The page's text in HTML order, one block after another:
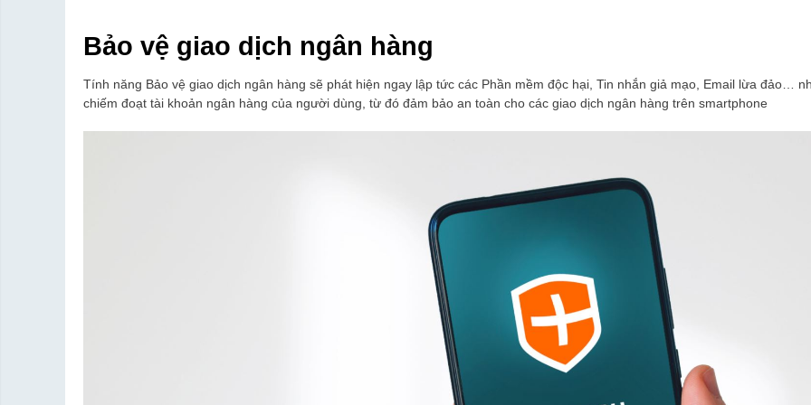
Bảo vệ giao dịch ngân hàng
Tính năng Bảo vệ giao dịch ngân hàng sẽ phát hiện ngay lập tức các Phần mềm độc hại, Tin nhắn giả mạo, Email lừa đảo…
chiếm đoạt tài khoản ngân hàng của người dùng, từ đó đảm bảo an toàn cho các giao dịch ngân hàng trên smartphone